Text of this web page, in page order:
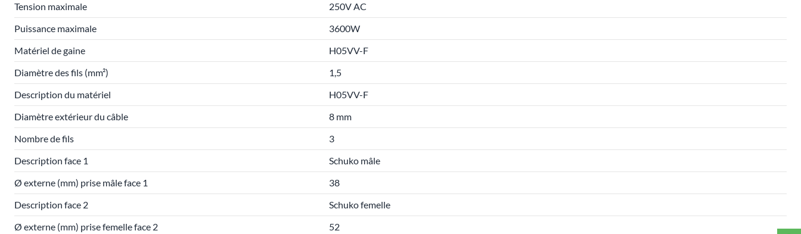
Tension maximale
250V AC
Puissance maximale
3600W
Matériel de gaine
H05VV-F
Diamètre des fils (mm²)
1,5
Description du matériel
H05VV-F
Diamètre extérieur du câble
8 mm
Nombre de fils
3
Description face 1
Schuko mâle
Ø externe (mm) prise mâle face 1
38
Description face 2
Schuko femelle
Ø externe (mm) prise femelle face 2
52